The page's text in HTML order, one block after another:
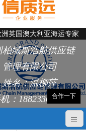
洲英国澳大利亚海运专家
柏域斯浩航供应链
管理有限公司
姓名：温柳萍
：18823368248
合作一下